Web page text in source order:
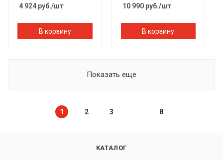
4 924 руб./шт
В корзину
10 990руб./шт
В корзину
Показать еще
1 2 3 8
КАТАЛОГ